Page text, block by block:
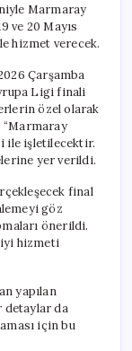
İçin
Özel
Düzenleme
Marmaray
ve 20 Mayıs
hizmet verecek.
Çarşamba
Ligi finali
özel olarak
ile işletilecektir.
yer verildi.
final
göz
önerildi.
hizmeti
yapılan
detaylar da
için bu